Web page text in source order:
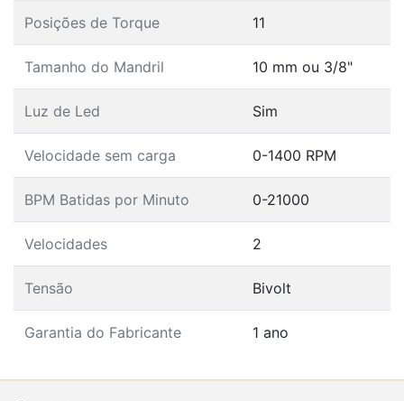
Posições de Torque 11
Tamanho do Mandril 10 mm ou 3/8"
Luz de Led Sim
Velocidade sem carga 0-1400 RPM
BPM Batidas por Minuto 0-21000
Velocidades 2
Tensão Bivolt
Garantia do Fabricante 1 ano